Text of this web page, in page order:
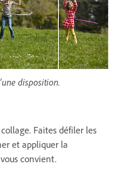
disposition.
Faites défiler les
et appliquer la
convient.